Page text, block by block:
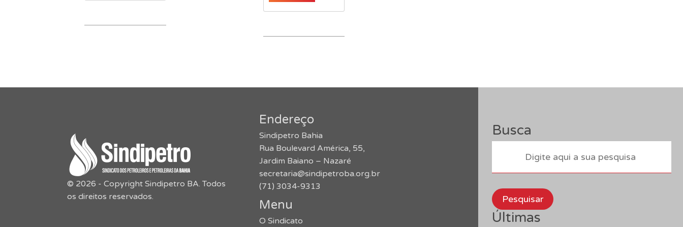
Busca
Pesquisar
Últimas
© 2026 - Copyright Sindipetro BA. Todos
os direitos reservados.
Endereço
Sindipetro Bahia
Rua Boulevard América, 55,
Jardim Baiano – Nazaré
secretaria@sindipetroba.org.br
(71) 3034-9313
Menu
O Sindicato